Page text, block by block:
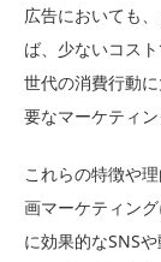
広告においても
ば、少ないコス
世代の消費行動
要なマーケティ
これらの特徴や
画マーケティン
に効果的なSNS